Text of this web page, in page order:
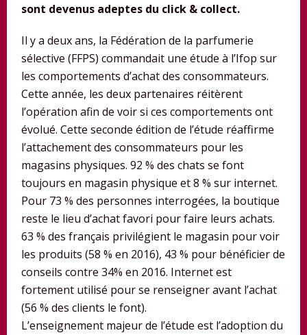
sont devenus adeptes du click & collect.
Il y a deux ans, la Fédération de la parfumerie
sélective (FFPS) commandait une étude à l’Ifop sur
les comportements d’achat des consommateurs.
Cette année, les deux partenaires réitèrent
l’opération afin de voir si ces comportements ont
évolué. Cette seconde édition de l’étude réaffirme
l’attachement des consommateurs pour les
magasins physiques. 92 % des chats se font
toujours en magasin physique et 8 % sur internet.
Pour 73 % des personnes interrogées, la boutique
reste le lieu d’achat favori pour faire leurs achats.
63 % des français privilégient le magasin pour voir
les produits (58 % en 2016), 43 % pour bénéficier de
conseils contre 34% en 2016. Internet est
fortement utilisé pour se renseigner avant l’achat
(56 % des clients le font).
L’enseignement majeur de l’étude est l’adoption du